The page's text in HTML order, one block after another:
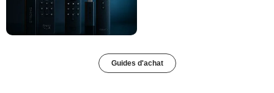
Guides d'achat